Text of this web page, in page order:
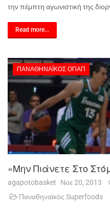
την πέμπτη αγωνιστική της
Read more...
ΠΑΝΑΘΗΝΑΪΚΌΣ ΟΠΑΠ
«Μην Πιάνετε Στο
agapotobasket Νοε 20, 2013
Παναθηναϊκός Superfoods